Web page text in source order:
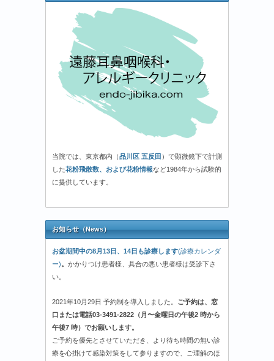
報
当院では、東京都内（品川区 五反田 ）で顕微鏡下で計測
した花粉飛散数、および花粉情報など1984年から試験的
に提供しています。
お知らせ（News）
お盆期間中の8月13日、14日も診療します(診療カレンダ
ー)。 かかりつけ患者様、具合の悪い患者様は受診下さ
い。
2021年10月29日 予約制を導入しました。 ご予約は、窓
口または電話03-3491-2822（月〜金曜日の午後2 時から
午後7 時）でお願いします。
ご予約を優先とさせていただき、より待ち時間の無い診
療を心掛けて感染対策をして参りますので、ご理解のほ